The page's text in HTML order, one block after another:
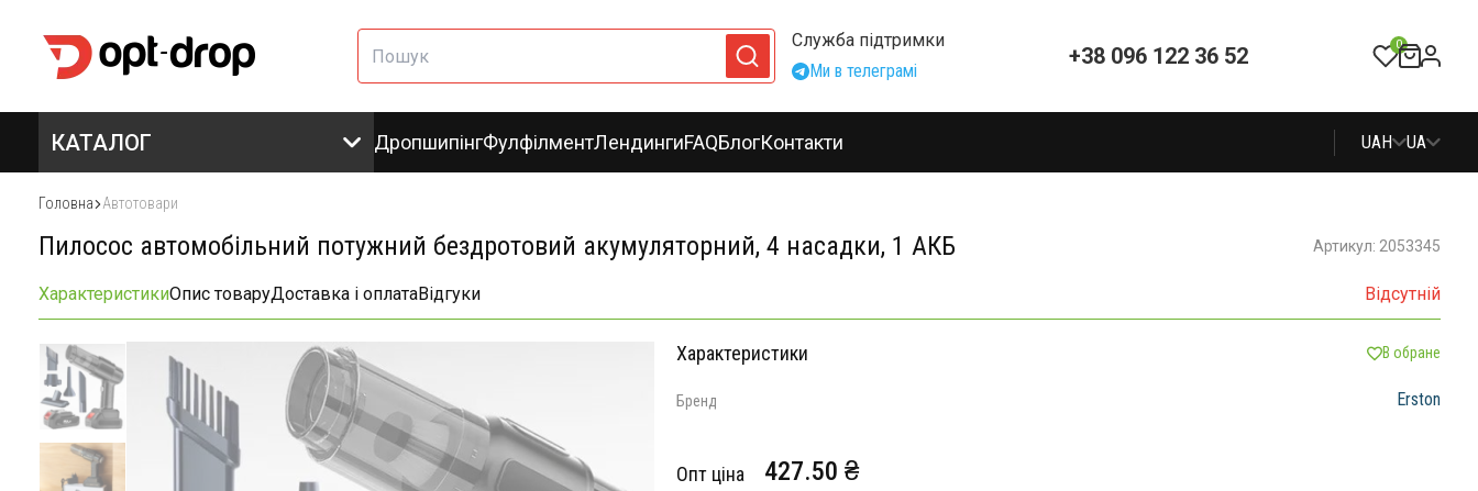
Служба підтримки
Ми в телеграмі
+38 096 122 36 52 0
КАТАЛОГ ДропшипінгФулфілментЛендингиFAQБлогКонтакти UAH UA
Головна Автотовари
Пилосос автомобільний потужний бездротовий акумуляторний, 4 насадки, 1 АКБ Артикул: 2053345
ХарактеристикиОпис товаруДоставка і оплатаВідгуки Відсутній
Характеристики В обране
Бренд Erston
Опт ціна 427.50 ₴